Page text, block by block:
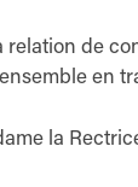
de
en
la